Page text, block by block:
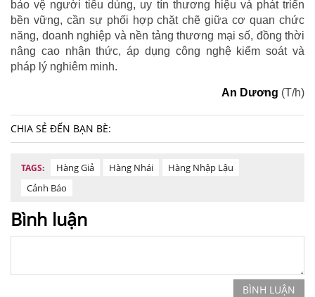
bảo vệ người tiêu dùng, uy tín thương hiệu và phát triển
bền vững, cần sự phối hợp chặt chẽ giữa cơ quan chức
năng, doanh nghiệp và nền tảng thương mại số, đồng thời
nâng cao nhận thức, áp dụng công nghệ kiểm soát và
pháp lý nghiêm minh.
An Dương (T/h)
CHIA SẺ ĐẾN BẠN BÈ:
TAGS: Hàng Giả Hàng Nhái
Hàng Nhập Lậu
Cảnh Báo
Bình luận
BÌNH LUẬN